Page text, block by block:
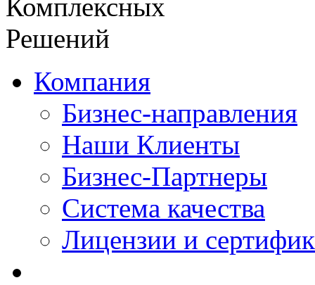
Компания
Бизнес-направления
Наши Клиенты
Бизнес-Партнеры
Система качества
Лицензии и